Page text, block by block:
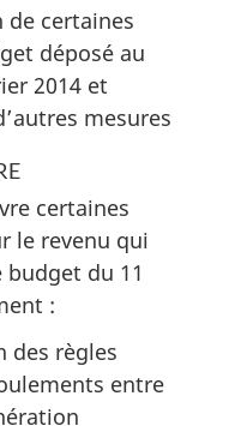
certaines
déposé au
2014 et
mesures
certaines
le revenu qui
du 11
:
des règles
entre